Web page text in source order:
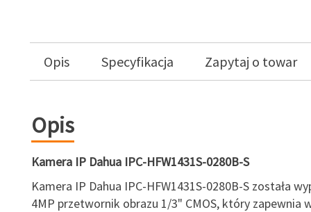
Opis Specyfikacja Zapytaj o towar
Opis
Kamera IP Dahua IPC-HFW1431S-0280B-S
Kamera IP Dahua IPC-HFW1431S-0280B-S została
4MP przetwornik obrazu 1/3" CMOS, który zapewnia